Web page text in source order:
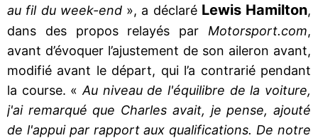
au fil du week-end», a déclaré Lewis Hamilton,
dans des propos relayés par Motorsport.com,
avant d’évoquer l’ajustement de son aileron avant,
modifié avant le départ, qui l’a contrarié pendant
la course. « Au niveau de l'équilibre de la voiture,
j'ai remarqué que Charles avait, je pense, ajouté
de l'appui par rapport aux qualifications. De notre